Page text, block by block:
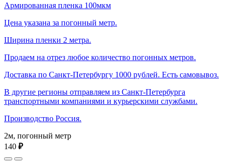
Армированная пленка 100мкм
Цена указана за погонный метр.
Ширина пленки 2 метра.
Продаем на отрез любое количество погонных метров.
Доставка по Санкт-Петербургу 1000 рублей. Есть самовывоз.
В другие регионы отправляем из Санкт-Петербурга
транспортными компаниями и курьерскими службами.
Производство Россия.
2м, погонный метр
140 ₽